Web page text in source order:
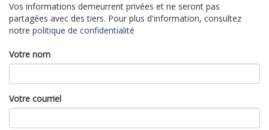
Vos informations demeurrent privées et ne seront pas
partagées avec des tiers. Pour plus d'information, consultez
notre politique de confidentialité
Votre nom
Votre courriel